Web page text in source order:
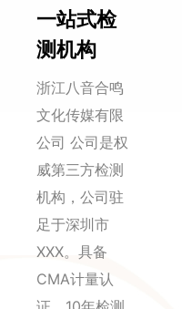
一站式检
测机构
浙江八音合鸣
文化传媒有限
公司 公司是权
威第三方检测
机构，公司驻
足于深圳市
XXX。具备
CMA计量认